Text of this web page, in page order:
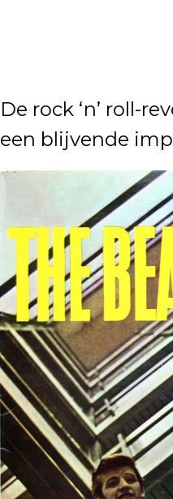
De rock ‘n’ roll-
een blijvende